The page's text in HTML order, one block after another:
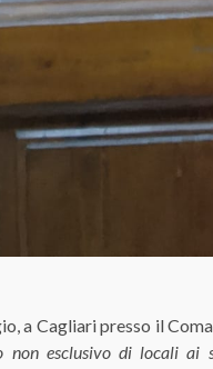
a Cagliari presso il
non esclusivo di locali ai